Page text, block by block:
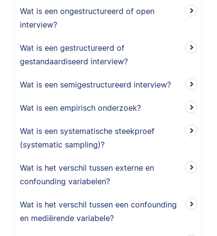
Wat is een ongestructureerd of open
interview?
Wat is een gestructureerd of
gestandaardiseerd interview?
Wat is een semigestructureerd interview?
Wat is een empirisch onderzoek?
Wat is een systematische steekproef
(systematic sampling)?
Wat is het verschil tussen externe en
confounding variabelen?
Wat is het verschil tussen een confounding
en mediërende variabele?